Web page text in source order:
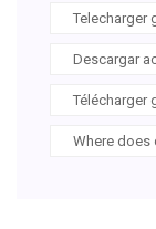
Telecharger
Descargar
Télécharger
Where does